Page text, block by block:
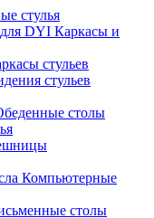
стулья
Каркасы и
стульев
стульев
столы
Компьютерные